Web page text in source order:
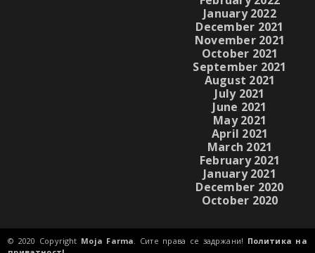
January 2022
December 2021
November 2021
October 2021
September 2021
August 2021
July 2021
June 2021
May 2021
April 2021
March 2021
February 2021
January 2021
December 2020
October 2020
© 2020 Copyright Moja Farma . Сите права се задржани! Политика на